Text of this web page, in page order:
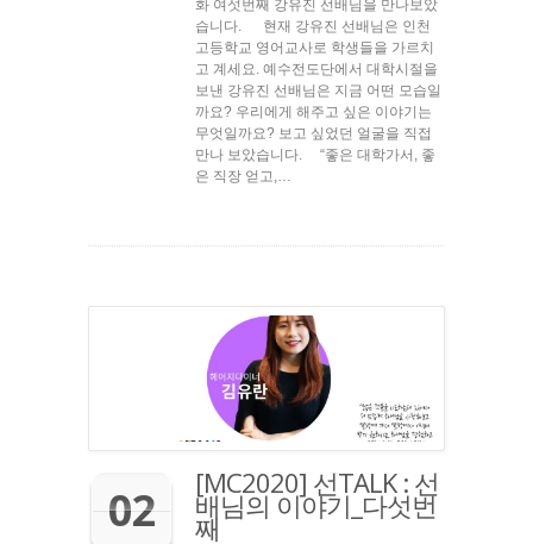
화 여섯번째 강유진 선배님을 만나보았
습니다. 현재 강유진 선배님은 인천
고등학교 영어교사로 학생들을 가르치
고 계세요. 예수전도단에서 대학시절을
보낸 강유진 선배님은 지금 어떤 모습일
까요? 우리에게 해주고 싶은 이야기는
무엇일까요? 보고 싶었던 얼굴을 직접
만나 보았습니다. “좋은 대학가서, 좋
은 직장 얻고,…
02 [MC2020] 선TALK : 선
배님의 이야기_다섯번
째